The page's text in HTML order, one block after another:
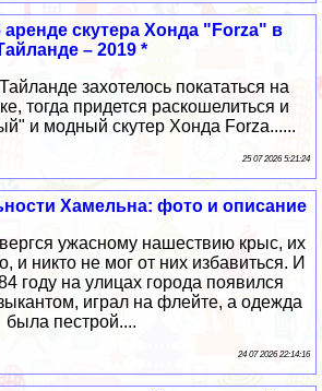
аренде скутера Хонда "Forza" в
– 2019 *
захотелось покататься на
тогда придется раскошелиться и
и модный скутер Хонда Forza......
25 07 2026 5:21:24
Хамельна: фото и описание
ужасному нашествию крыс, их
и никто не мог от них избавиться. И
году на улицах города появился
играл на флейте, а одежда
была пестрой....
24 07 2026 22:14:16